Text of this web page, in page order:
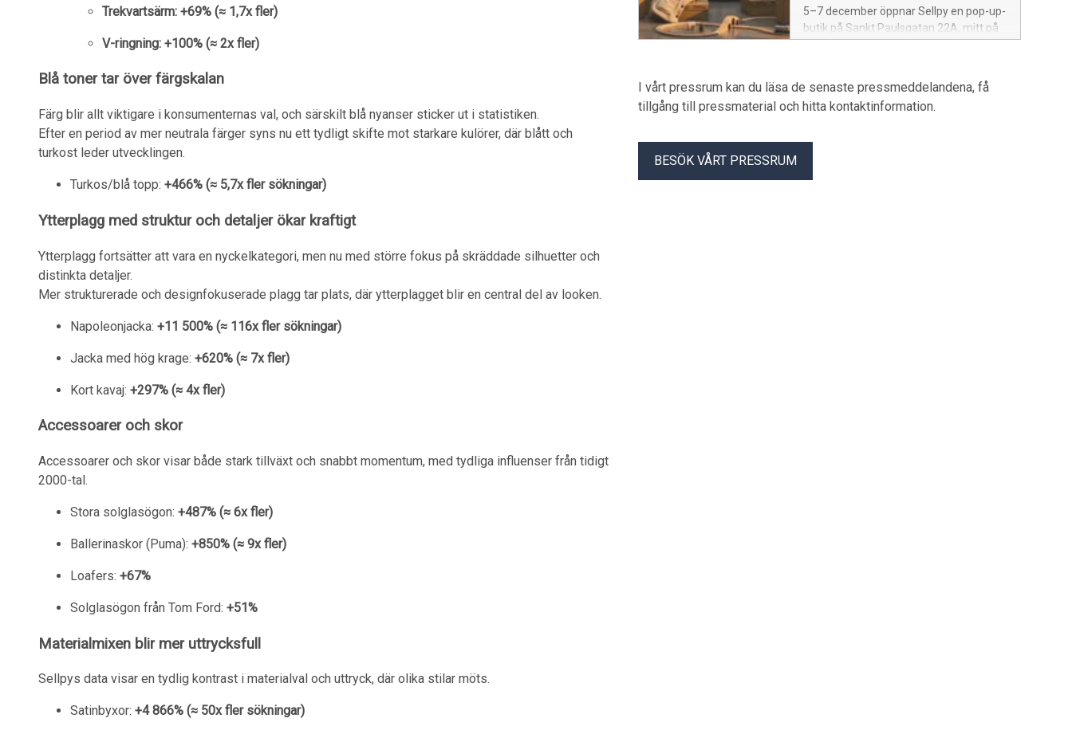
Trekvartsärm: +69% (≈ 1,7x fler)
V-ringning: +100% (≈ 2x fler)
Blå toner tar över färgskalan
Färg blir allt viktigare i konsumenternas val, och särskilt blå nyanser sticker ut i statistiken.
Efter en period av mer neutrala färger syns nu ett tydligt skifte mot starkare kulörer, där blått och
turkost leder utvecklingen.
Turkos/blå topp: +466% (≈ 5,7x fler sökningar)
Ytterplagg med struktur och detaljer ökar kraftigt
Ytterplagg fortsätter att vara en nyckelkategori, men nu med större fokus på skräddade silhuetter och
distinkta detaljer.
Mer strukturerade och designfokuserade plagg tar plats, där ytterplagget blir en central del av looken.
Napoleonjacka: +11 500% (≈ 116x fler sökningar)
Jacka med hög krage: +620% (≈ 7x fler)
Kort kavaj: +297% (≈ 4x fler)
Accessoarer och skor
Accessoarer och skor visar både stark tillväxt och snabbt momentum, med tydliga influenser från tidigt
2000-tal.
Stora solglasögon: +487% (≈ 6x fler)
Ballerinaskor (Puma): +850% (≈ 9x fler)
Loafers: +67%
Solglasögon från Tom Ford: +51%
Materialmixen blir mer uttrycksfull
Sellpys data visar en tydlig kontrast i materialval och uttryck, där olika stilar möts.
Satinbyxor: +4 866% (≈ 50x fler sökningar)
5–7 december öppnar Sellpy en pop-up-
butik på Sankt Paulsgatan 22A, mitt på
heminredning samt kläder till barn, dam
och herr. Syftet är att göra det enklare
gåvor inför jul. Den tillfälliga butiken
konsumenters inställning till second
I vårt pressrum kan du läsa de senaste pressmeddelandena, få
tillgång till pressmaterial och hitta kontaktinformation.
BESÖK VÅRT PRESSRUM